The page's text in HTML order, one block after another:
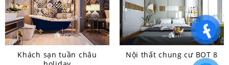
Khách sạn tuần châu
Nội thất chung cư BOT 8